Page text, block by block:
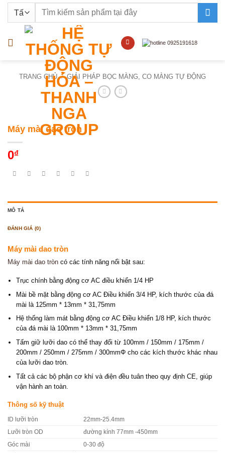
nội
Tìm
TRANG CHỦ / GIẢI PHÁP BỌC MÀNG, CO MÀNG TỰ ĐỘNG
Máy mài dao tròn
0₫
MÔ TẢ
ĐÁNH GIÁ (0)
Máy mài dao tròn
Máy mài dao tròn có các tính năng nổi bật sau:
Trục chính bằng động cơ AC điều khiển 1/4 HP
Mài bề mặt bằng động cơ AC Điều khiển 3/4 HP, kích thước của đá
mài là 125mm * 13mm * 31,75mm
Hệ thống làm mát bằng động cơ AC Điều khiển 1/8 HP, kích thước
của đá mài là 100mm * 13mm * 31,75mm
Tấm giữ lưỡi dao có thể thay đổi từ 100mm / 150mm / 175mm /
200mm / 250mm / 275mm / 300mmΦ cho các kích thước khác nhau
của lưỡi dao tròn.
Tất cả các bộ phận cơ khí và điện đều tuân theo quy định CE, giúp
vận hành an toàn.
Thông số kỹ thuật
ID lưỡi tròn 22mm-25.4mm
Lưỡi tròn OD đường kính 77mm -450mm
Góc mài 0-30 độ